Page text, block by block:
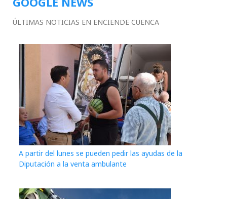
ÚLTIMAS NOTICIAS EN ENCIENDE CUENCA
A partir del lunes se pueden pedir las ayudas de la
Diputación a la venta ambulante